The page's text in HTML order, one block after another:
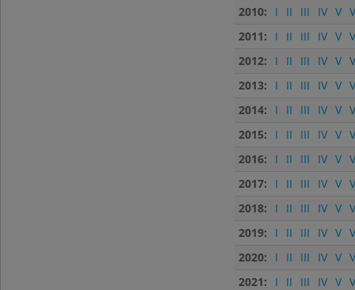
2010:
I II III IV V
2011:
I II III IV V
2012:
I II III IV V
2013:
I II III IV V
2014:
I II III IV V
2015:
I II III IV V
2016:
I II III IV V
2017:
I II III IV V
2018:
I II III IV V
2019:
I II III IV V
2020:
I II III IV V
2021:
I II III IV V